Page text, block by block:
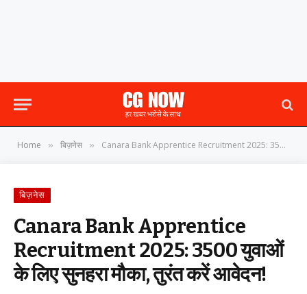
Home » बिज़नेस » Canara Bank Apprentice Recruitment 2025: 3500 युवाओं के लिए सुनहरा मौका, तुरंत करें आवेदन!
बिज़नेस
Canara Bank Apprentice
Recruitment 2025: 3500 युवाओं
के लिए सुनहरा मौका, तुरंत करें आवेदन!